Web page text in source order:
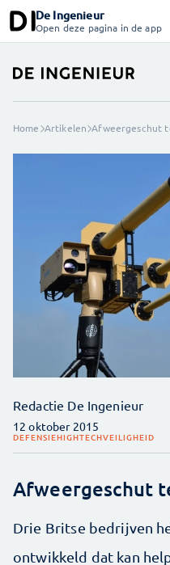
De Ingenieur
Open deze pagina in de app
Home Artikelen Afweergeschut
Redactie De Ingenieur
12 oktober 2015
DEFENSIEHIGHTECHVEILIGHEID
Afweergeschut
Drie Britse bedrijven
ontwikkeld dat kan